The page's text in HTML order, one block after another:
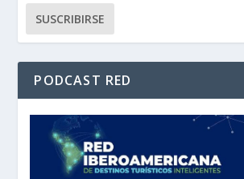
PODCAST RED